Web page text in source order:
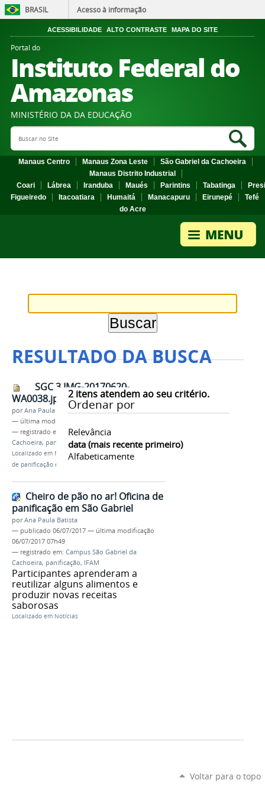
BRASIL Acesso à informação
ACESSIBILIDADE ALTO CONTRASTE MAPA DO SITE
Portal do
Instituto Federal do
Amazonas
MINISTÉRIO DA DA EDUCAÇÃO
Search Site
Manaus Centro Manaus Zona Leste
São Gabriel da Cachoeira
Manaus Distrito Industrial
Coari
Lábrea Iranduba Maués Parintins Tabatinga
Figueiredo
Itacoatiara Humaitá Manacapuru Eirunepé
Tefé
do Acre
RESULTADO DA BUSCA
2itens atendem ao seu critério.
Ordenar por
Relevância
data (mais recente primeiro)
Alfabeticamente
SGC 3 IMG-20170620-
WA0038.jpg
porAna Paula Batista
— última modificação
— registrado em:
Campus São Gabriel da
Cachoeira, panificação,IFAM
Localizado em Notícias /Cheiro de pão no ar! Oficina
de panificação em São Gabriel
Cheiro de pão no ar! Oficina de
panificação em São Gabriel
porAna Paula Batista
— publicado 06/07/2017 — última modificação
06/07/2017 07h49
— registrado em: Campus São Gabriel da
Cachoeira, panificação, IFAM
Participantes aprenderam a
reutilizar alguns alimentos e
produzir novas receitas
saborosas
Localizado em Notícias
Voltar para o topo